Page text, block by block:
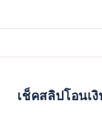
เช็คสลิปโอนเ